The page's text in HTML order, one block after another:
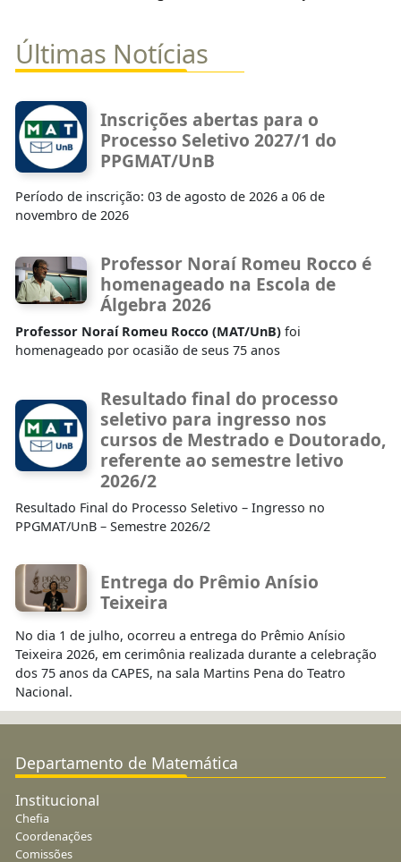
Últimas Notícias
Inscrições abertas para o
Processo Seletivo 2027/1 do
PPGMAT/UnB
Período de inscrição: 03 de agosto de 2026 a 06 de
novembro de 2026
Professor Noraí Romeu Rocco é
homenageado na Escola de
Álgebra 2026
Professor Noraí Romeu Rocco (MAT/UnB) foi
homenageado por ocasião de seus 75 anos
Resultado final do processo
seletivo para ingresso nos
cursos de Mestrado e Doutorado,
referente ao semestre letivo
2026/2
Resultado Final do Processo Seletivo – Ingresso no
PPGMAT/UnB – Semestre 2026/2
Entrega do Prêmio Anísio
Teixeira
No dia 1 de julho, ocorreu a entrega do Prêmio Anísio
Teixeira 2026, em cerimônia realizada durante a celebração
dos 75 anos da CAPES, na sala Martins Pena do Teatro
Nacional.
Departamento de Matemática
Institucional
Chefia
Coordenações
Comissões